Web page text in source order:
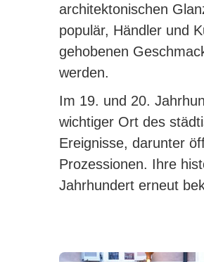
architektonischen
populär, Händler und
gehobenen
werden.
Im 19. und 20.
wichtiger Ort des
Ereignisse, darunter
Prozessionen. Ihre
Jahrhundert erneut